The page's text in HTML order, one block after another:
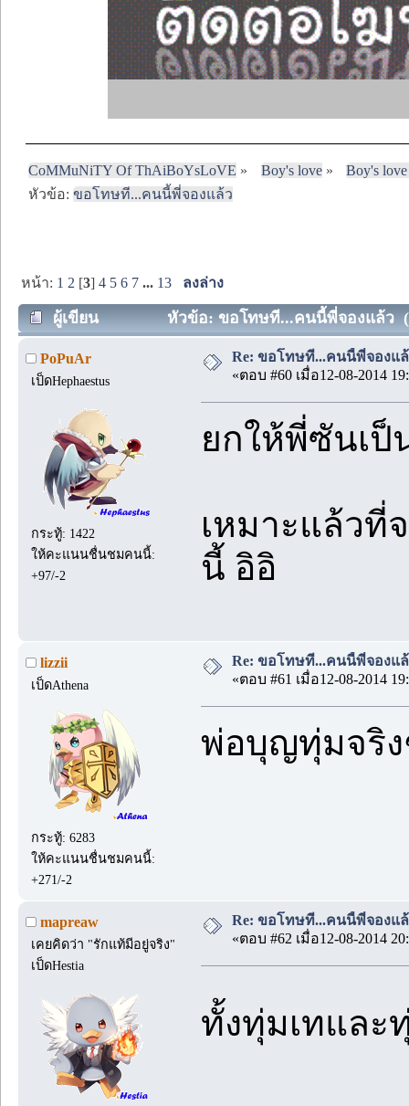
CoMMuNiTY Of ThAiBoYsLoVE » Boy's love»
Boy's
หัวข้อ:ขอโทษที...คนนี้พี่จองแล้ว
หน้า: 1 2 [3]4 5 6 7 ... 13 ลงล่าง
ผู้เขียน หัวข้อ: ขอโทษที...คนนี้พี่จองแล้ว (
PoPuAr
เป็ดHephaestus
กระทู้: 1422
ให้คะแนนชื่นชมคนนี้:
+97/-2
Re: ขอโทษที...คนนี้พี่จองแล้
«ตอบ #60 เมื่อ12-08-2014
ยกให้พี่ซันเป็
เหมาะแล้วที่
นี้ อิอิ
lizzii
เป็ดAthena
กระทู้: 6283
ให้คะแนนชื่นชมคนนี้:
+271/-2
Re: ขอโทษที...คนนี้พี่จองแล้
«ตอบ #61 เมื่อ12-08-2014
พ่อบุญทุ่มจริง
mapreaw
เคยคิดว่า "รักแท้มีอยู่จริง"
เป็ดHestia
Re: ขอโทษที...คนนี้พี่จองแล้
«ตอบ #62 เมื่อ12-08-2014
ทั้งทุ่มเทแล